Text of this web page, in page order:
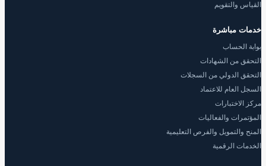
القياس والتقويم
خدمات مباشرة
بوابة الحساب
التحقق من الشهادات
التحقق الدولي من السجلات
السجل العام للاعتماد
مركز الاختبارات
المؤتمرات والفعاليات
المنح والتمويل والفرص التعليمية
الخدمات الرقمية